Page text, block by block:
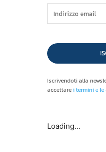
Iscrivendoti alla
accettarei termini e
Loading...